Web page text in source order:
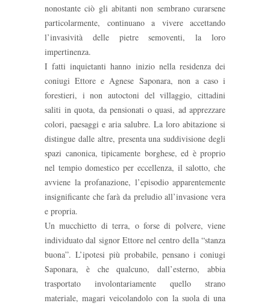
nonostante ciò gli abitanti non sembrano curarsene
particolarmente, continuano a vivere accettando
l’invasività delle pietre semoventi, la loro
impertinenza.
I fatti inquietanti hanno inizio nella residenza dei
coniugi Ettore e Agnese Saponara, non a caso i
forestieri, i non autoctoni del villaggio, cittadini
saliti in quota, da pensionati o quasi, ad apprezzare
colori, paesaggi e aria salubre. La loro abitazione si
distingue dalle altre, presenta una suddivisione degli
spazi canonica, tipicamente borghese, ed è proprio
nel tempio domestico per eccellenza, il salotto, che
avviene la profanazione, l’episodio apparentemente
insignificante che farà da preludio all’invasione vera
e propria.
Un mucchietto di terra, o forse di polvere, viene
individuato dal signor Ettore nel centro della “stanza
buona”. L’ipotesi più probabile, pensano i coniugi
Saponara, è che qualcuno, dall’esterno, abbia
trasportato involontariamente quello strano
materiale, magari veicolandolo con la suola di una